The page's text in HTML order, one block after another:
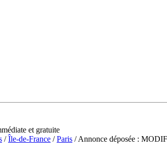
et gratuite
/Île-de-France /Paris / Annonce déposée :